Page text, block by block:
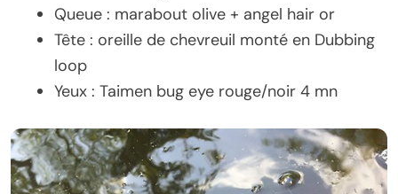
Queue : marabout olive + angel hair or
Tête : oreille de chevreuil monté en Dubbing
loop
Yeux : Taimen bug eye rouge/noir 4 mn